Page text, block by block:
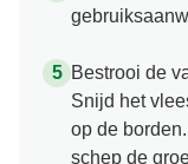
Bestrooi de
Snijd het
op de
schep de